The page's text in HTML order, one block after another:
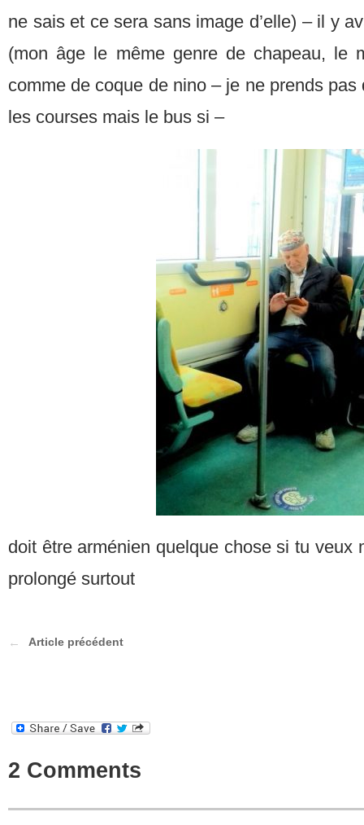
ne sais et ce sera sans image d’elle) – il y
(mon âge le même genre de chapeau, le
comme de coque de nino – je ne prends
les courses mais le bus si –
doit être arménien quelque chose si tu veux
prolongé surtout
Article précédent
2 Comments